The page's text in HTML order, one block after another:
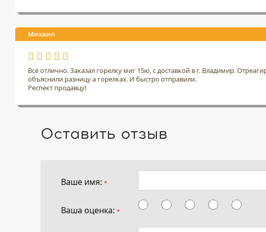
Михаил
Всё отлично. Заказал горелку миг 15ю, с доставкой в г. Владимир.
объяснили разницу а горелках. И быстро отправили.
Респект продавцу!
Оставить отзыв
Ваше имя: *
Ваша оценка: *